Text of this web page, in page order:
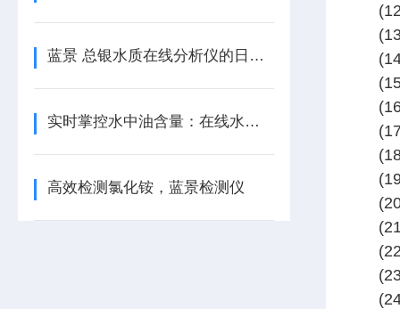
蓝景 总银水质在线分析仪的日常维护方法有哪些？
实时掌控水中油含量：在线水油分析仪
高效检测氯化铵，蓝景检测仪